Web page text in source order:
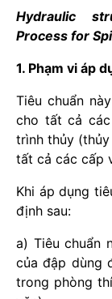
Hydraulic
Process for
1. Phạm vi áp
Tiêu chuẩn
cho tất cả
trình thủy
tất cả các cấp
Khi áp dụng
định sau:
a) Tiêu chuẩn
của đập dùng
trong phòng